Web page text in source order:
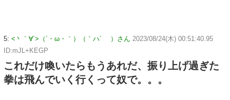
5: <丶｀∀´>（´・ω・｀）（｀ハ´ ）さん 2023/08/24(木) 00:51:40.95
ID:mJL+KEGP
これだけ喚いたらもうあれだ、振り上げ過ぎた
拳は飛んでいく行くって奴で。。。